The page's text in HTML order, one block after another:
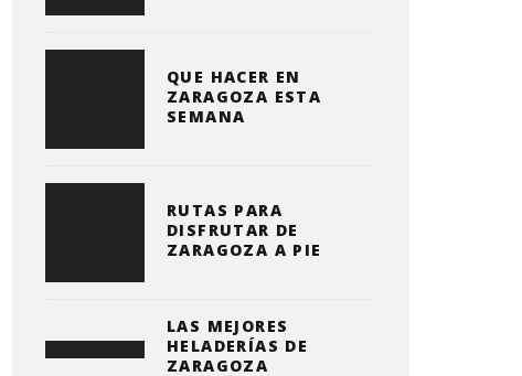
QUE HACER EN
ZARAGOZA ESTA
SEMANA
RUTAS PARA
DISFRUTAR DE
ZARAGOZA A PIE
LAS MEJORES
HELADERÍAS DE
ZARAGOZA